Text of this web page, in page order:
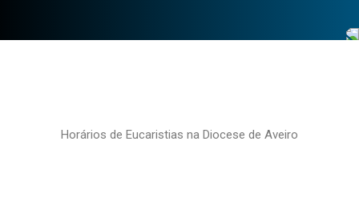
Horários de Eucaristias na Diocese de Aveiro